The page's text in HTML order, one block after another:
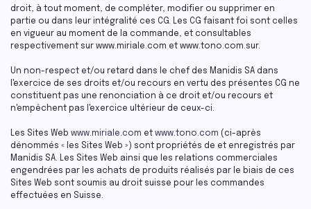
droit, à tout moment, de compléter, modifier ou supprimer en
partie ou dans leur intégralité ces CG. Les CG faisant foi sont celles
en vigueur au moment de la commande, et consultables
respectivement sur www.miriale.com et www.tono.com.sur.
Un non-respect et/ou retard dans le chef des Manidis SA dans
l'exercice de ses droits et/ou recours en vertu des présentes CG ne
constituent pas une renonciation à ce droit et/ou recours et
n'empêchent pas l'exercice ultérieur de ceux-ci.
Les Sites Web www.miriale.com et www.tono.com (ci-après
dénommés « les Sites Web ») sont propriétés de et enregistrés par
Manidis SA. Les Sites Web ainsi que les relations commerciales
engendrées par les achats de produits réalisés par le biais de ces
Sites Web sont soumis au droit suisse pour les commandes
effectuées en Suisse.